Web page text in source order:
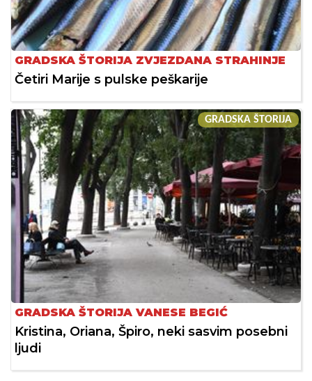
GRADSKA ŠTORIJA ZVJEZDANA STRAHINJE
Četiri Marije s pulske peškarije
GRADSKA ŠTORIJA
GRADSKA ŠTORIJA VANESE BEGIĆ
Kristina, Oriana, Špiro, neki sasvim posebni
ljudi